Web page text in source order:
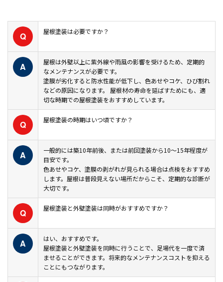
Q 屋根塗装は必要ですか？
A
屋根は外壁以上に紫外線や雨風の影響を受けるため、定期的
なメンテナンスが必要です。
塗膜が劣化すると防水性能が低下し、色あせやコケ、ひび割れ
などの原因になります。 屋根材の寿命を延ばすためにも、適
切な時期での屋根塗装をおすすめしています。
Q 屋根塗装の時期はいつ頃ですか？
A
一般的には築10年前後、または前回塗装から10〜15年程度が
目安です。
色あせやコケ、塗膜の剥がれが見られる場合は点検をおすすめ
します。屋根は普段見えない場所だからこそ、定期的な診断が
大切です。
Q 屋根塗装と外壁塗装は同時がおすすめですか？
A
はい、おすすめです。
屋根塗装と外壁塗装を同時に行うことで、足場代を一度で済
ませることができます。将来的なメンテナンスコストを抑える
ことにもつながります。